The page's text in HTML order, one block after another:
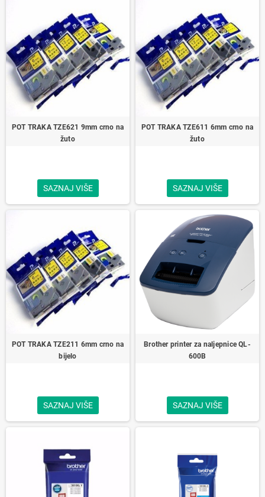
POT TRAKA TZE621 9mm crno na
žuto
SAZNAJ VIŠE
POT TRAKA TZE611 6mm crno na
žuto
SAZNAJ VIŠE
POT TRAKA TZE211 6mm crno na
bijelo
SAZNAJ VIŠE
Brother printer za naljepnice QL-
600B
SAZNAJ VIŠE